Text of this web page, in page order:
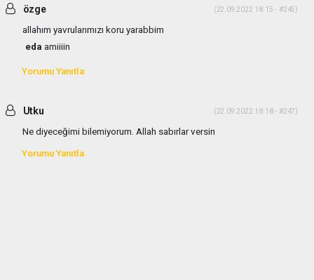
özge (22.09.2022 18:15 - #245)
allahım yavrularımızı koru yarabbim
eda amiiiin
Yorumu Yanıtla
Utku (22.09.2022 18:18 - #247)
Ne diyeceğimi bilemiyorum. Allah sabırlar versin
Yorumu Yanıtla